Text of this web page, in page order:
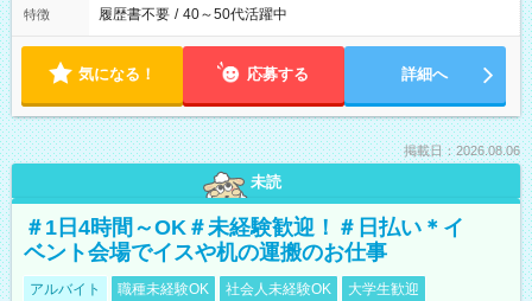
特徴 履歴書不要 / 40～50代活躍中
気になる！ 応募する 詳細へ
掲載日：2026.08.06
未読
＃1日4時間～OK＃未経験歓迎！＃日払い＊イ
ベント会場でイスや机の運搬のお仕事
アルバイト 職種未経験OK 社会人未経験OK
大学生歓迎